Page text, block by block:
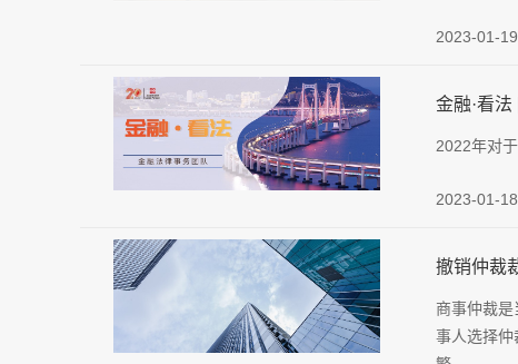
2023-01-19
金融·看
2022年对
2023-01-18
撤销仲裁
商事仲裁
事人选择仲